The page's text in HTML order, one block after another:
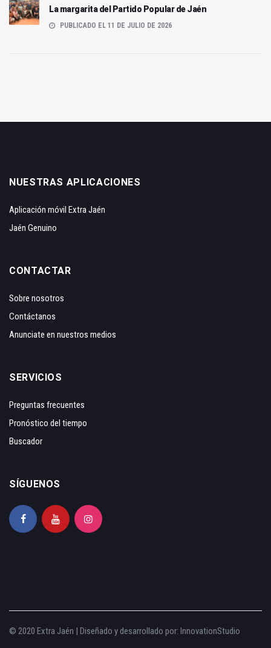
La margarita del Partido Popular de Jaén
PUBLICADO EL 11 DE JULIO DE 2026
NUESTRAS APLICACIONES
Aplicación móvil Extra Jaén
Jaén Genuino
CONTACTAR
Sobre nosotros
Contáctanos
Anunciate en nuestros medios
SERVICIOS
Preguntas frecuentes
Pronóstico del tiempo
Buscador
SÍGUENOS
© 2020 Extra Jaén | Diseñado y desarrollado por: InnovationStudio